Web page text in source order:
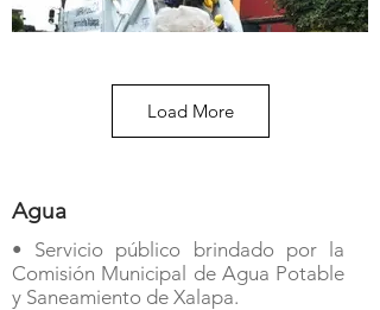
Load More
Agua
• Servicio público brindado por la
Comisión Municipal de Agua Potable
y Saneamiento de Xalapa.